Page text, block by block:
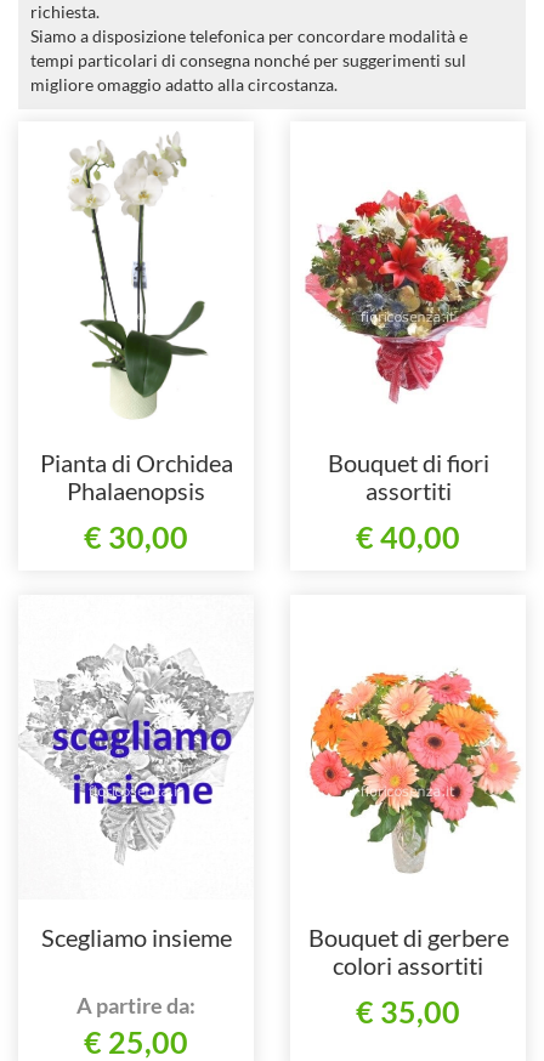
richiesta.
Siamo a disposizione telefonica per concordare modalità e
tempi particolari di consegna nonché per suggerimenti sul
migliore omaggio adatto alla circostanza.
Pianta di Orchidea
Phalaenopsis
€ 30,00
Bouquet di fiori
assortiti
€ 40,00
Scegliamo insieme
A partire da:
€ 25,00
Bouquet di gerbere
colori assortiti
€ 35,00